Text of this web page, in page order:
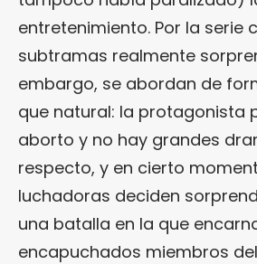
entretenimiento. Por la serie
subtramas realmente
embargo, se abordan de
que natural: la protagonista
aborto y no hay grandes
respecto, y en cierto
luchadoras deciden
una batalla en la que
encapuchados miembros